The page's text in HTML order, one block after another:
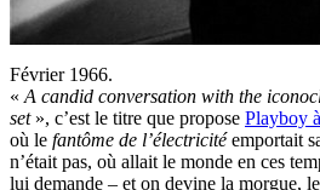
Février 1966.
« A candid conversation with the
set», c’est le titre que propose Playboy
où le fantôme de l’électricitéemportait
n’était pas, où allait le monde en ces
lui demande – et on devine la morgue,